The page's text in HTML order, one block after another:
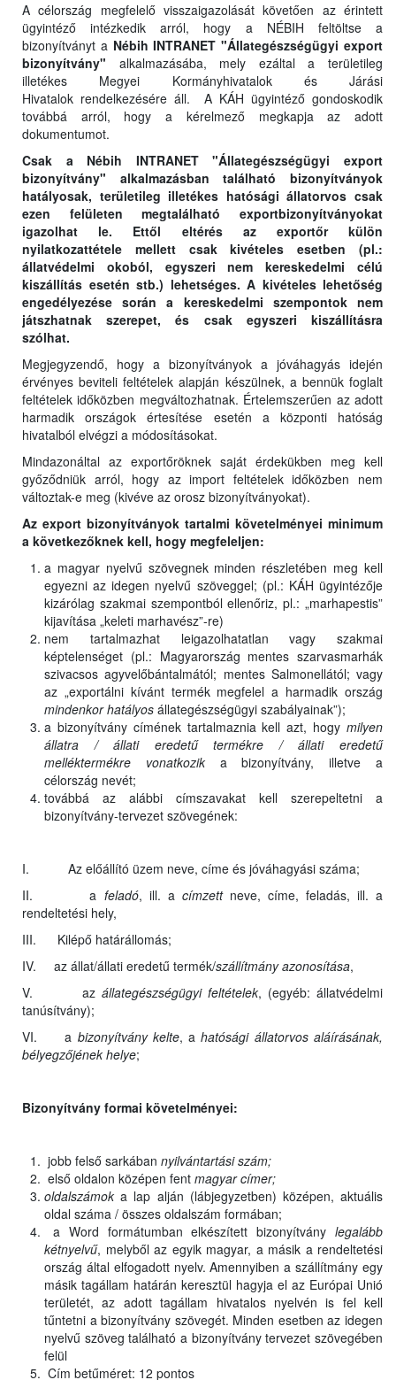
A célország megfelelő visszaigazolását követően az érintett
ügyintéző intézkedik arról, hogy a NÉBIH feltöltse a
bizonyítványt a Nébih INTRANET "Állategészségügyi export
bizonyítvány" alkalmazásába, mely ezáltal a területileg
illetékes Megyei Kormányhivatalok és Járási
Hivatalok rendelkezésére áll. A KÁH ügyintéző gondoskodik
továbbá arról, hogy a kérelmező megkapja az adott
dokumentumot.
Csak a Nébih INTRANET "Állategészségügyi export
bizonyítvány" alkalmazásban található bizonyítványok
hatályosak, területileg illetékes hatósági állatorvos csak
ezen felületen megtalálható exportbizonyítványokat
igazolhat le. Ettől eltérés az exportőr külön
nyilatkozattétele mellett csak kivételes esetben (pl.:
állatvédelmi okoból, egyszeri nem kereskedelmi célú
kiszállítás esetén stb.) lehetséges. A kivételes lehetőség
engedélyezése során a kereskedelmi szempontok nem
játszhatnak szerepet, és csak egyszeri kiszállításra
szólhat.
Megjegyzendő, hogy a bizonyítványok a jóváhagyás idején
érvényes beviteli feltételek alapján készülnek, a bennük foglalt
feltételek időközben megváltozhatnak. Értelemszerűen az adott
harmadik országok értesítése esetén a központi hatóság
hivatalból elvégzi a módosításokat.
Mindazonáltal az exportőröknek saját érdekükben meg kell
győződniük arról, hogy az import feltételek időközben nem
változtak-e meg (kivéve az orosz bizonyítványokat).
Az export bizonyítványok tartalmi követelményei minimum
a következőknek kell, hogy megfeleljen:
a magyar nyelvű szövegnek minden részletében meg kell
egyezni az idegen nyelvű szöveggel; (pl.: KÁH ügyintézője
kizárólag szakmai szempontból ellenőriz, pl.: „marhapestis”
kijavítása „keleti marhavész”-re)
nem tartalmazhat leigazolhatatlan vagy szakmai
képtelenséget (pl.: Magyarország mentes szarvasmarhák
szivacsos agyvelőbántalmától; mentes Salmonellától; vagy
az „exportálni kívánt termék megfelel a harmadik ország
mindenkor hatályos állategészségügyi szabályainak”);
a bizonyítvány címének tartalmaznia kell azt, hogy milyen
állatra / állati eredetű termékre / állati eredetű
melléktermékre vonatkozika bizonyítvány, illetve a
célország nevét;
továbbá az alábbi címszavakat kell szerepeltetni a
bizonyítvány-tervezet szövegének:
I. Az előállító üzem neve, címe és jóváhagyási száma;
II. a feladó, ill. a címzettneve, címe, feladás, ill. a
rendeltetési hely,
III. Kilépő határállomás;
IV. az állat/állati eredetű termék/szállítmány azonosítása,
V. az állategészségügyi feltételek, (egyéb: állatvédelmi
tanúsítvány);
VI. a bizonyítvány kelte, ahatósági állatorvos aláírásának,
bélyegzőjének helye;
Bizonyítvány formai követelményei:
jobb felső sarkában nyilvántartási szám;
első oldalon középen fent magyar címer;
oldalszámoka lap alján (lábjegyzetben) középen, aktuális
oldal száma / összes oldalszám formában;
a Word formátumban elkészített bizonyítvány legalább
kétnyelvű, melyből az egyik magyar, a másik a rendeltetési
ország által elfogadott nyelv. Amennyiben a szállítmány egy
másik tagállam határán keresztül hagyja el az Európai Unió
területét, az adott tagállam hivatalos nyelvén is fel kell
tűntetni a bizonyítvány szövegét. Minden esetben az idegen
nyelvű szöveg található a bizonyítvány tervezet szövegében
felül
Cím betűméret: 12 pontos